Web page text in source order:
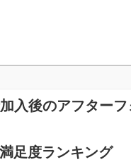
入後のアフター
足度ランキング